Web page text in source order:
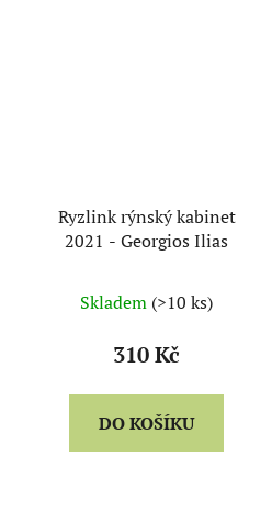
Ryzlink rýnský kabinet
2021 - Georgios Ilias
Skladem (>10 ks)
310 Kč
DO KOŠÍKU